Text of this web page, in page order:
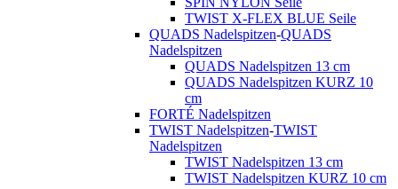
TWIST X-FLEX BLUE Seile
QUADS Nadelspitzen-QUADS
Nadelspitzen
QUADS Nadelspitzen 13 cm
QUADS Nadelspitzen KURZ 10
cm
FORTÉ Nadelspitzen
TWIST Nadelspitzen-TWIST
Nadelspitzen
TWIST Nadelspitzen 13 cm
TWIST Nadelspitzen KURZ 10 cm